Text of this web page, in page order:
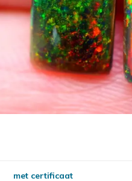
met certificaat